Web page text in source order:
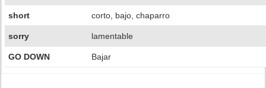
short corto, bajo, chaparro
sorry lamentable
GO DOWN Bajar